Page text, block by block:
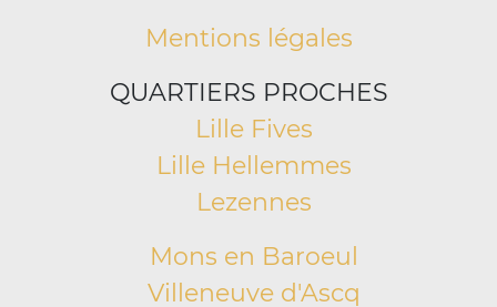
Mentions légales
QUARTIERS PROCHES
Lille Fives
Lille Hellemmes
Lezennes
Mons en Baroeul
Villeneuve d'Ascq